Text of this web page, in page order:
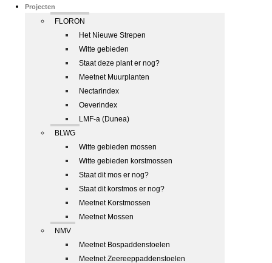
Projecten
FLORON
Het Nieuwe Strepen
Witte gebieden
Staat deze plant er nog?
Meetnet Muurplanten
Nectarindex
Oeverindex
LMF-a (Dunea)
BLWG
Witte gebieden mossen
Witte gebieden korstmossen
Staat dit mos er nog?
Staat dit korstmos er nog?
Meetnet Korstmossen
Meetnet Mossen
NMV
Meetnet Bospaddenstoelen
Meetnet Zeereeppaddenstoelen